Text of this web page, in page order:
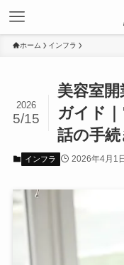
ホーム インフラ
美容室
ガイド
話の手
2026
5/15
インフラ 2026年4月1日